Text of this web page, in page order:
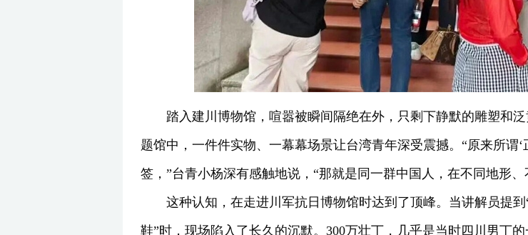
踏入建川博物馆，喧嚣被瞬间隔绝在外，只剩下静默的雕塑和
题馆中，一件件实物、一幕幕场景让台湾青年深受震撼。“原来所谓
签，”台青小杨深有感触地说，“那就是同一群中国人，在不同地形
这种认知，在走进川军抗日博物馆时达到了顶峰。当讲解员提
鞋”时，现场陷入了长久的沉默。300万壮丁，几乎是当时四川男丁